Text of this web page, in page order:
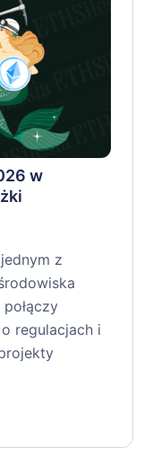
w
z
regulacjach i